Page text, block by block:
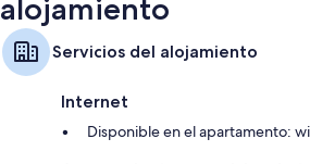
Armarios o roperos, comedores
alojamiento
Servicios del alojamiento
Internet
Disponible en el apartamento: